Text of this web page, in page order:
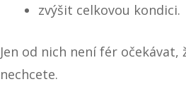
zvýšit celkovou kondici.
Jen od nich není fér
nechcete.